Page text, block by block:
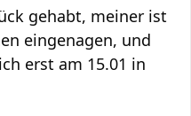
gehabt, meiner ist
eingenagen, und
erst am 15.01 in